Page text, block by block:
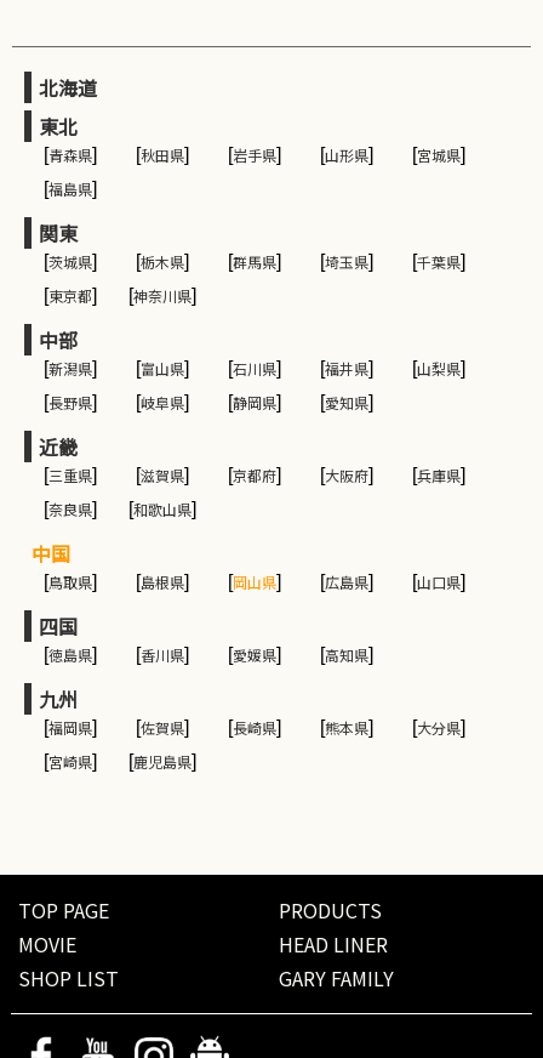
北海道
東北
[青森県] [秋田県] [岩手県] [山形県] [宮城県]
[福島県]
関東
[茨城県] [栃木県] [群馬県] [埼玉県] [千葉県]
[東京都] [神奈川県]
中部
[新潟県] [富山県] [石川県] [福井県] [山梨県]
[長野県] [岐阜県] [静岡県] [愛知県]
近畿
[三重県] [滋賀県] [京都府] [大阪府] [兵庫県]
[奈良県] [和歌山県]
中国
[鳥取県] [島根県] [岡山県] [広島県] [山口県]
四国
[徳島県] [香川県] [愛媛県] [高知県]
九州
[福岡県] [佐賀県] [長崎県] [熊本県] [大分県]
[宮崎県] [鹿児島県]
TOP PAGE
PRODUCTS
MOVIE
HEAD LINER
SHOP LIST
GARY FAMILY